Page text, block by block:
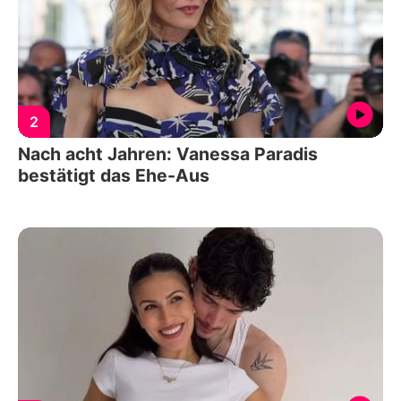
2
Nach acht Jahren: Vanessa Paradis
bestätigt das Ehe-Aus